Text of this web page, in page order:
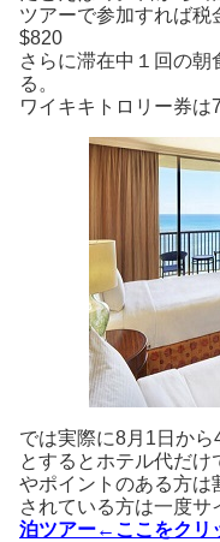
ツアーで参加すれば税
$820
さらに滞在中１回の朝
る。
ワイキキトロリー券は
では実際に8月1日か
とするとホテル代だ
やポイントのある方は
されている方は一度サ
泊ツアー←ここをクリ